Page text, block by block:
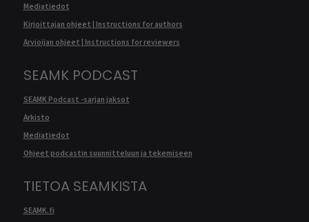
Mediatiedot
Kirjoittajan ohjeet | Instructions for authors
Arvioijan ohjeet | Instructions for reviewers
SEAMK PODCAST
SEAMK Podcast -sarjan jaksot
Arkisto
Mediatiedot
Ohjeet podcastin suunnitteluun ja tekemiseen
TIETOA SEAMKISTA
SEAMK.fi